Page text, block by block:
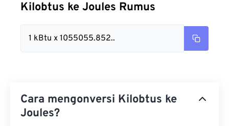
Kilobtus ke Joules Rumus
1 kBtu x 1055055.852..
Cara mengonversi Kilobtus ke
Joules?